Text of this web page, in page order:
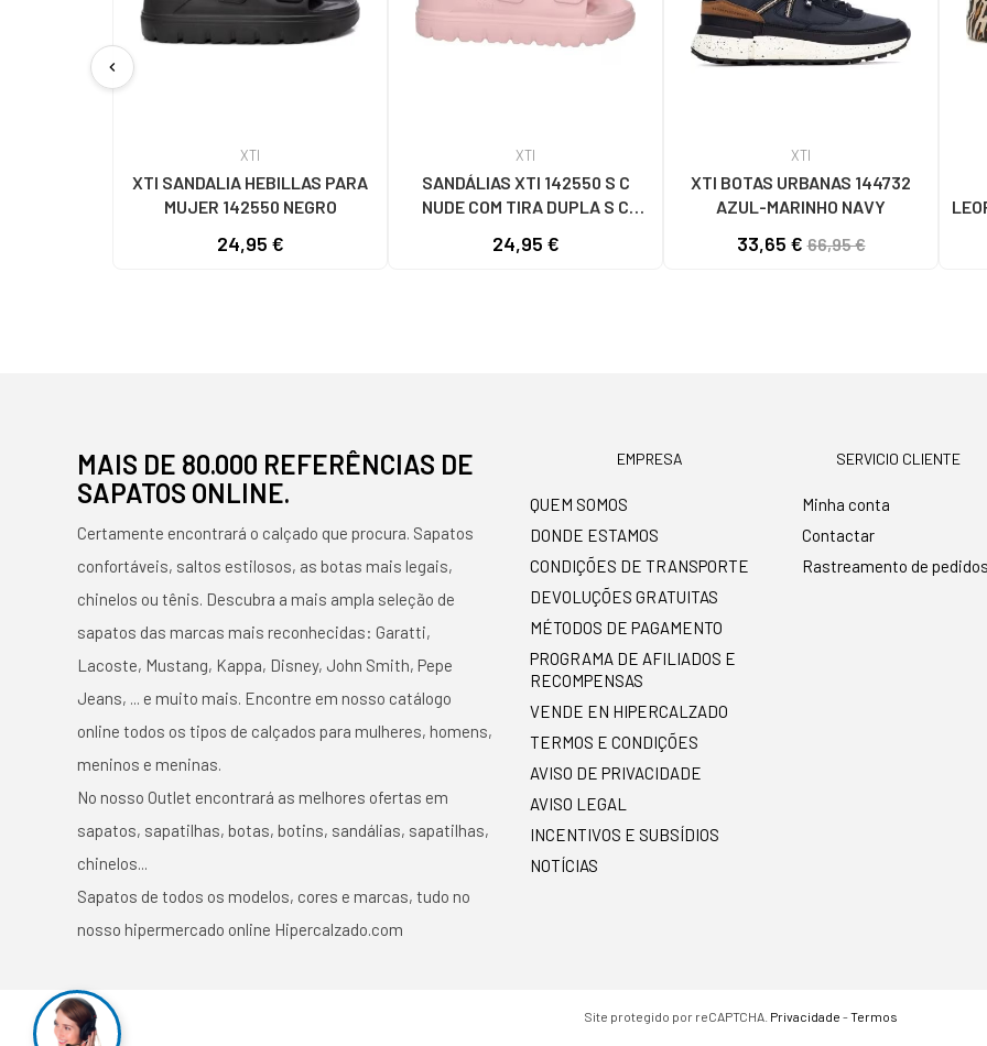
chevron_left
XTI
XTI SANDALIA HEBILLAS PARA
MUJER 142550 NEGRO
24,95 €
XTI
SANDÁLIAS XTI 142550 S C
NUDE COM TIRA DUPLA S C
24,95 €
XTI
XTI BOTAS URBANAS 144732
AZUL-MARINHO NAVY
33,65 €66,95 €
MAIS DE 80.000 REFERÊNCIAS DE
SAPATOS ONLINE.
Certamente encontrará o calçado que procura. Sapatos
confortáveis, saltos estilosos, as botas mais legais,
chinelos ou tênis. Descubra a mais ampla seleção de
sapatos das marcas mais reconhecidas: Garatti,
Lacoste, Mustang, Kappa, Disney, John Smith, Pepe
Jeans, ... e muito mais. Encontre em nosso catálogo
online todos os tipos de calçados para mulheres, homens,
meninos e meninas.
No nosso Outlet encontrará as melhores ofertas em
sapatos, sapatilhas, botas, botins, sandálias, sapatilhas,
chinelos...
Sapatos de todos os modelos, cores e marcas, tudo no
nosso hipermercado online Hipercalzado.com
EMPRESA
QUEM SOMOS
DONDE ESTAMOS
CONDIÇÕES DE TRANSPORTE
DEVOLUÇÕES GRATUITAS
MÉTODOS DE PAGAMENTO
PROGRAMA DE AFILIADOS E
RECOMPENSAS
VENDE EN HIPERCALZADO
TERMOS E CONDIÇÕES
AVISO DE PRIVACIDADE
AVISO LEGAL
INCENTIVOS E SUBSÍDIOS
NOTÍCIAS
SERVICIO CLIENTE
Minha conta
Contactar
Rastreamento de pedidos
Site protegido por reCAPTCHA. Privacidade -Termos